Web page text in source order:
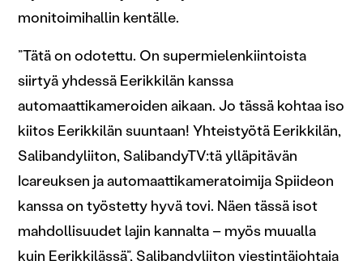
monitoimihallin kentälle.
”Tätä on odotettu. On supermielenkiintoista
siirtyä yhdessä Eerikkilän kanssa
automaattikameroiden aikaan. Jo tässä kohtaa iso
kiitos Eerikkilän suuntaan! Yhteistyötä Eerikkilän,
Salibandyliiton, SalibandyTV:tä ylläpitävän
Icareuksen ja automaattikameratoimija Spiideon
kanssa on työstetty hyvä tovi. Näen tässä isot
mahdollisuudet lajin kannalta – myös muualla
kuin Eerikkilässä”, Salibandyliiton viestintäjohtaja